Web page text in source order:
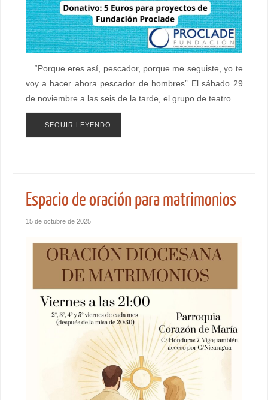
“Porque eres así, pescador, porque me seguiste, yo te
voy a hacer ahora pescador de hombres” El sábado 29
de noviembre a las seis de la tarde, el grupo de teatro…
SEGUIR LEYENDO
Espacio de oración para matrimonios
15 de octubre de 2025